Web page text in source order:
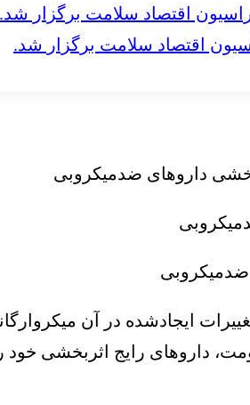
اقتصاد سلامت برگزار شد.
ایجادشده در آن
داروهای رایج اثربخشی